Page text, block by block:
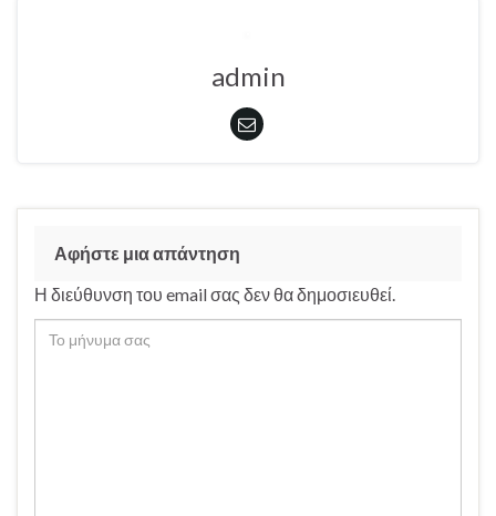
admin
Αφήστε μια απάντηση
Η διεύθυνση του email σας δεν θα δημοσιευθεί.